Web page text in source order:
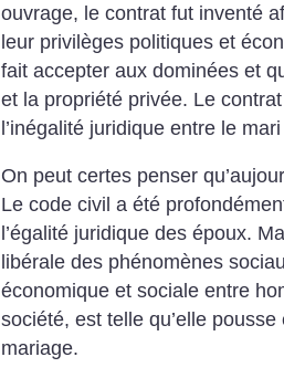
ouvrage, le contrat fut inventé
leur privilèges politiques et
fait accepter aux dominées et
et la propriété privée. Le
l’inégalité juridique entre le
On peut certes penser
Le code civil a été
l’égalité juridique des époux.
libérale des phénomènes
économique et sociale entre
société, est telle qu’elle
mariage.